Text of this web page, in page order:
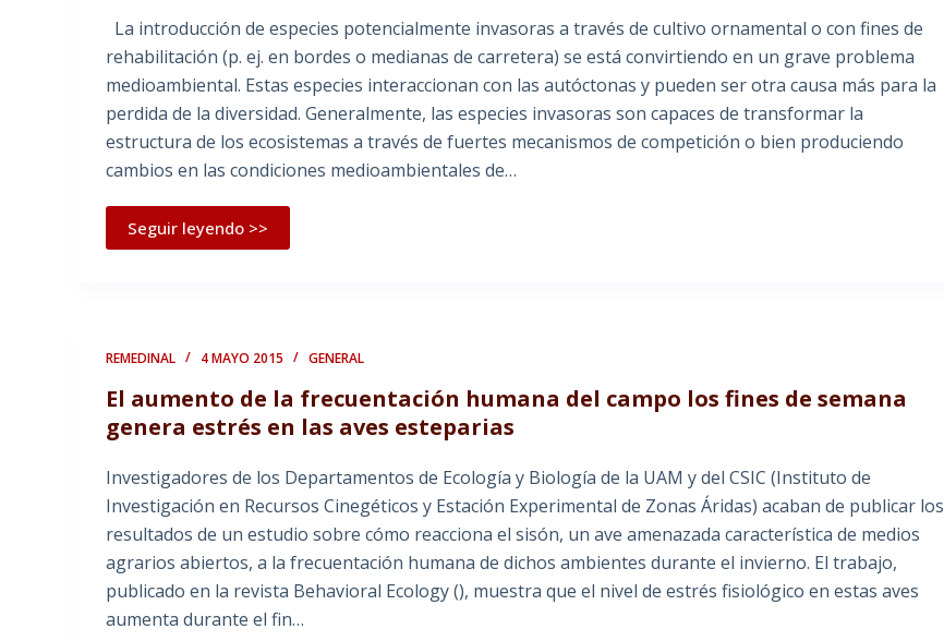
La introducción de especies potencialmente invasoras a través de cultivo ornamental o con fines de
rehabilitación (p. ej. en bordes o medianas de carretera) se está convirtiendo en un grave problema
medioambiental. Estas especies interaccionan con las autóctonas y pueden ser otra causa más para la
perdida de la diversidad. Generalmente, las especies invasoras son capaces de transformar la
estructura de los ecosistemas a través de fuertes mecanismos de competición o bien produciendo
cambios en las condiciones medioambientales de…
Seguir leyendo >>
REMEDINAL 4 MAYO 2015 GENERAL
El aumento de la frecuentación humana del campo los fines de semana
genera estrés en las aves esteparias
Investigadores de los Departamentos de Ecología y Biología de la UAM y del CSIC (Instituto de
Investigación en Recursos Cinegéticos y Estación Experimental de Zonas Áridas) acaban de publicar los
resultados de un estudio sobre cómo reacciona el sisón, un ave amenazada característica de medios
agrarios abiertos, a la frecuentación humana de dichos ambientes durante el invierno. El trabajo,
publicado en la revista Behavioral Ecology (), muestra que el nivel de estrés fisiológico en estas aves
aumenta durante el fin…